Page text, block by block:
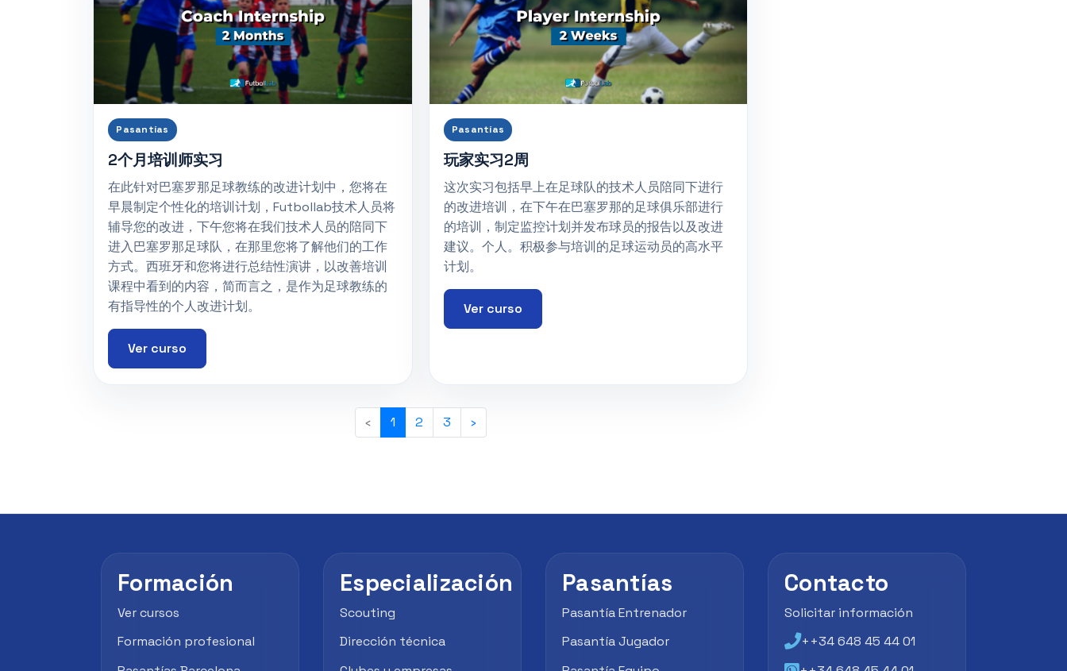
Pasantías
2个月培训师实习
在此针对巴塞罗那足球教练的改进计划中，您将在
早晨制定个性化的培训计划，Futbollab技术人员将
辅导您的改进，下午您将在我们技术人员的陪同下
进入巴塞罗那足球队，在那里您将了解他们的工作
方式。西班牙和您将进行总结性演讲，以改善培训
课程中看到的内容，简而言之，是作为足球教练的
有指导性的个人改进计划。
Ver curso
Pasantías
玩家实习2周
这次实习包括早上在足球队的技术人员陪同下进行
的改进培训，在下午在巴塞罗那的足球俱乐部进行
的培训，制定监控计划并发布球员的报告以及改进
建议。个人。积极参与培训的足球运动员的高水平
计划。
Ver curso
‹ 1 2 3 ›
Formación
Ver cursos
Formación profesional
Especialización
Scouting
Dirección técnica
Pasantías
Pasantía Entrenador
Pasantía Jugador
Contacto
Solicitar información
++34 648 45 44 01